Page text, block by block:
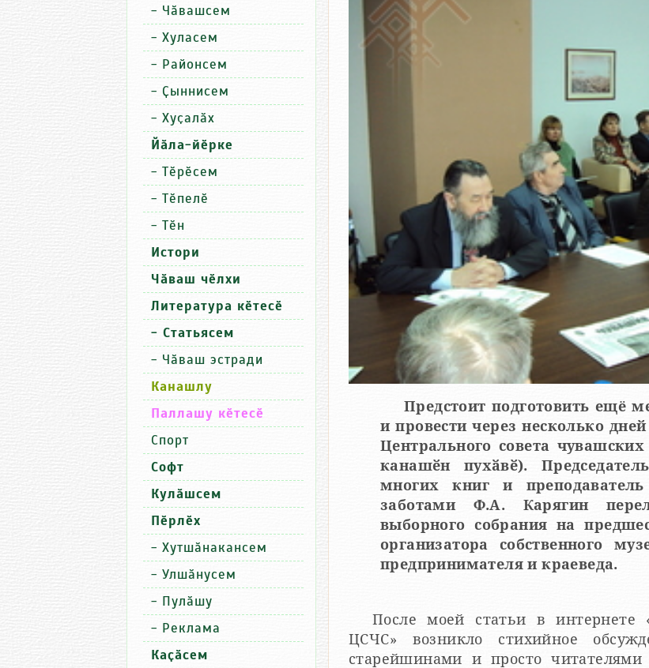
Предстоит подготовить ещё
и провести через несколько
Центрального совета
канашӗн пухӑвӗ).
многих книг и
заботами Ф.А. Карягин
выборного собрания на
организатора собственного
предпринимателя и краеведа.
После моей статьи в
ЦСЧС» возникло стихийное
старейшинами и просто
- Чӑвашсем
- Хуласем
- Районсем
- Ҫыннисем
- Хуҫалӑх
Йӑла-йӗрке
- Тӗрӗсем
- Тӗпелӗ
- Тӗн
Истори
Чӑваш чӗлхи
Литература кӗтесӗ
- Статьясем
- Чӑваш эстради
Канашлу
Паллашу кӗтесӗ
Спорт
Софт
Кулӑшсем
Пӗрлӗх
- Хутшӑнакансем
- Улшӑнусем
- Пулӑшу
- Реклама
Каҫӑсем